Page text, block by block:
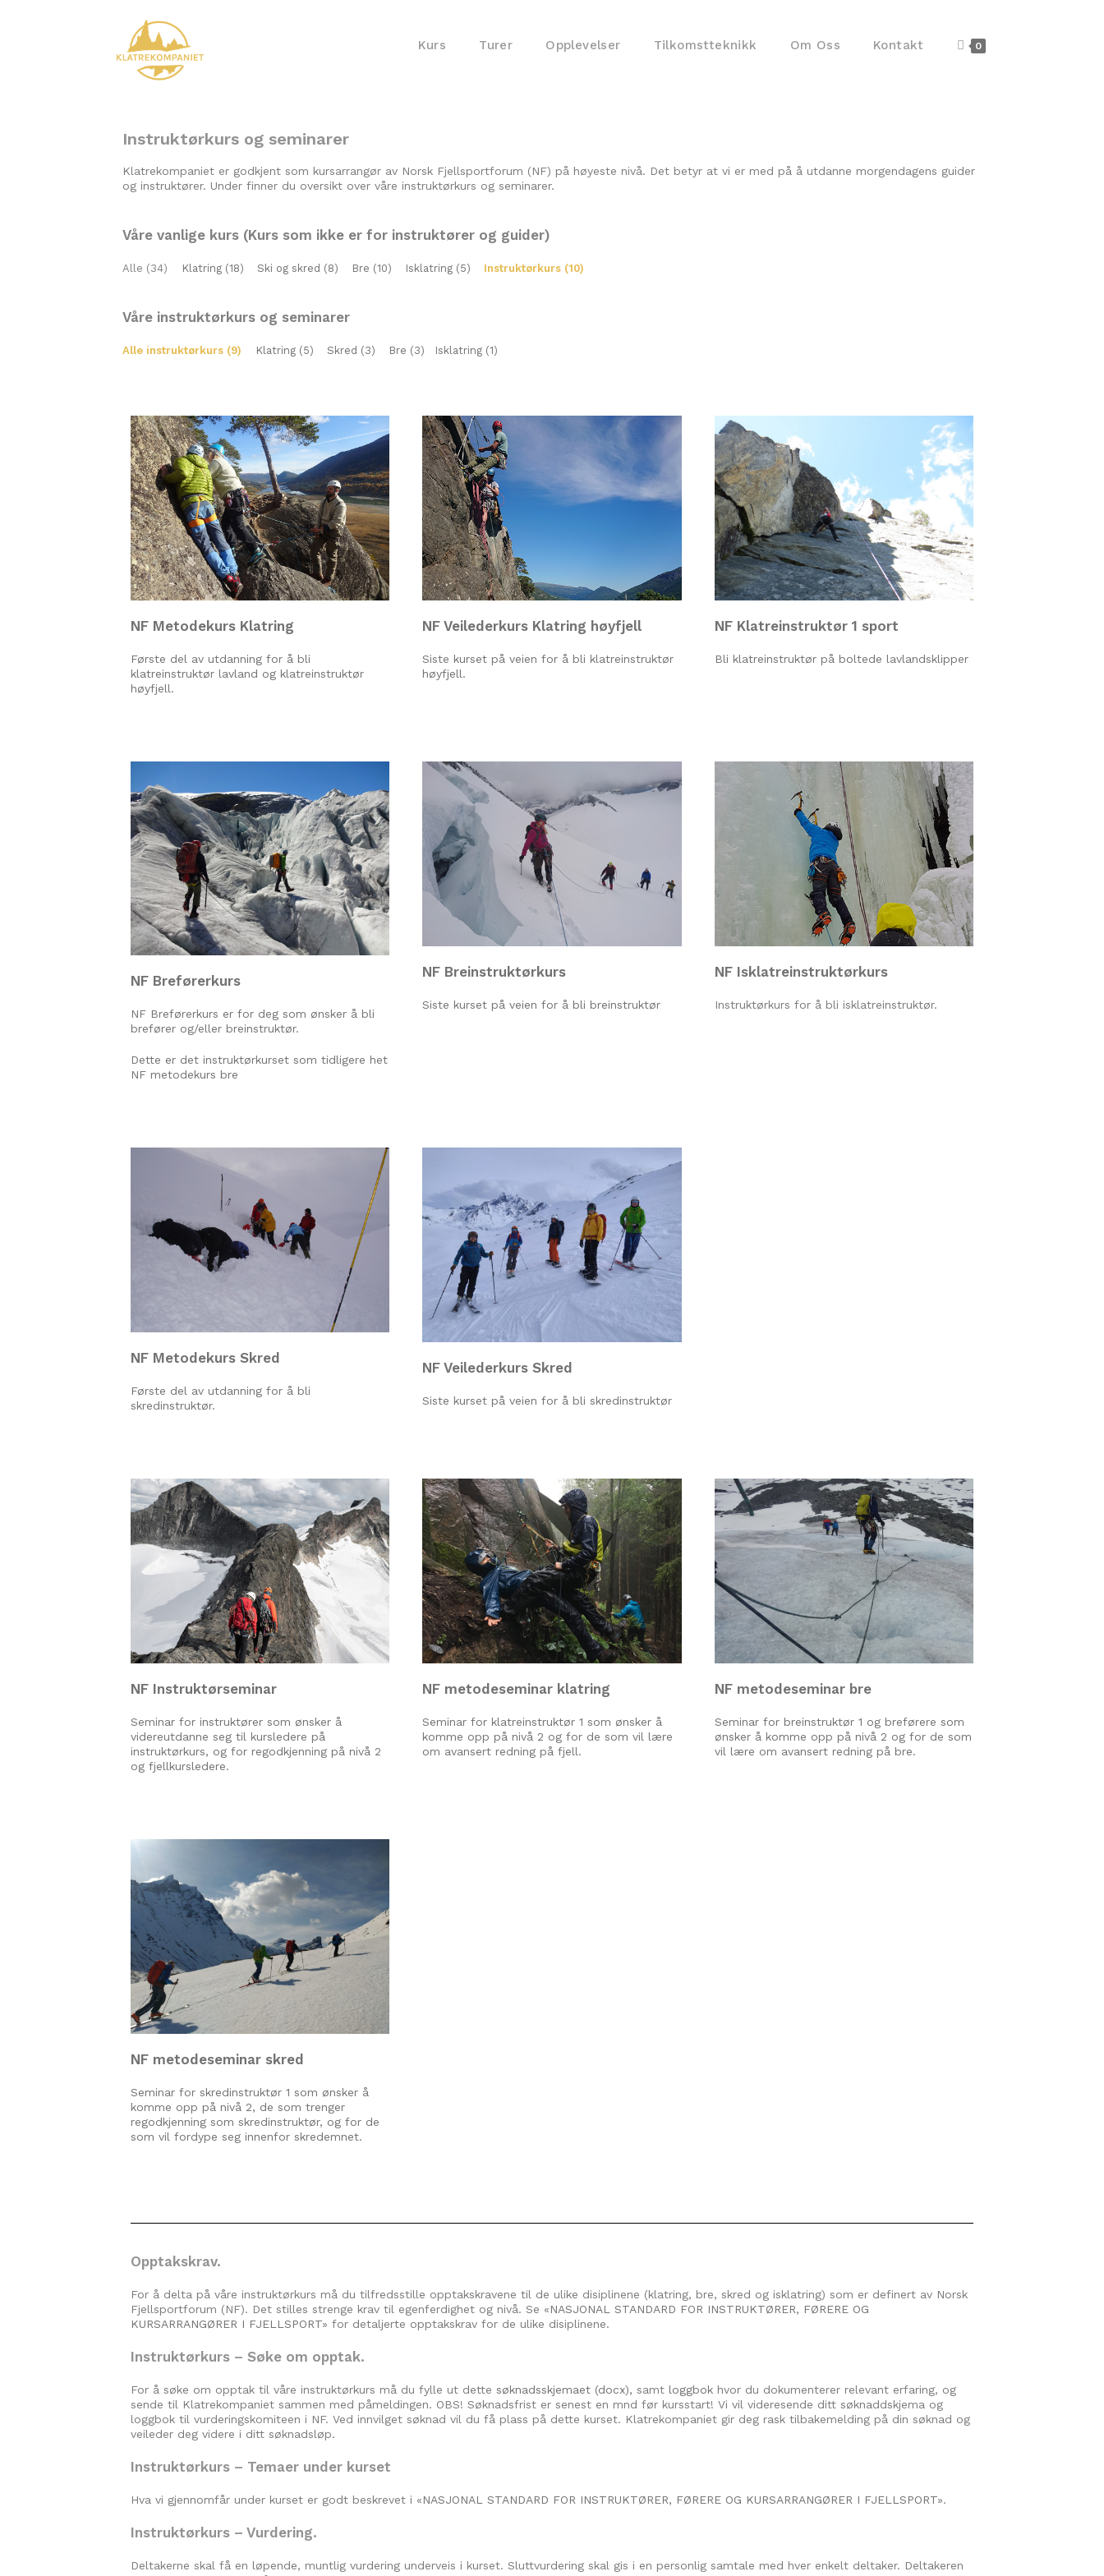
Kurs Turer Opplevelser Tilkomstteknikk Om Oss Kontakt 0
Instruktørkurs og seminarer
Klatrekompaniet er godkjent som kursarrangør av Norsk Fjellsportforum (NF) på høyeste nivå. Det betyr at vi er med på å utdanne morgendagens guider
og instruktører. Under finner du oversikt over våre instruktørkurs og seminarer.
Våre vanlige kurs (Kurs som ikke er for instruktører og guider)
Alle (34) Klatring (18) Ski og skred (8) Bre (10) Isklatring (5) Instruktørkurs (10)
Våre instruktørkurs og seminarer
Alle instruktørkurs (9) Klatring (5) Skred (3) Bre (3) Isklatring (1)
NF Metodekurs Klatring
Første del av utdanning for å bli
klatreinstruktør lavland og klatreinstruktør
høyfjell.
NF Veilederkurs Klatring høyfjell
Siste kurset på veien for å bli klatreinstruktør
høyfjell.
NF Klatreinstruktør 1 sport
Bli klatreinstruktør på boltede lavlandsklipper
NF Breførerkurs
NF Breførerkurs er for deg som ønsker å bli
brefører og/eller breinstruktør.
Dette er det instruktørkurset som tidligere het
NF metodekurs bre
NF Breinstruktørkurs
Siste kurset på veien for å bli breinstruktør
NF Isklatreinstruktørkurs
Instruktørkurs for å bli isklatreinstruktør.
NF Metodekurs Skred
Første del av utdanning for å bli
skredinstruktør.
NF Veilederkurs Skred
Siste kurset på veien for å bli skredinstruktør
NF Instruktørseminar
Seminar for instruktører som ønsker å
videreutdanne seg til kursledere på
instruktørkurs, og for regodkjenning på nivå 2
og fjellkursledere.
NF metodeseminar klatring
Seminar for klatreinstruktør 1 som ønsker å
komme opp på nivå 2 og for de som vil lære
om avansert redning på fjell.
NF metodeseminar bre
Seminar for breinstruktør 1 og breførere som
ønsker å komme opp på nivå 2 og for de som
vil lære om avansert redning på bre.
NF metodeseminar skred
Seminar for skredinstruktør 1 som ønsker å
komme opp på nivå 2, de som trenger
regodkjenning som skredinstruktør, og for de
som vil fordype seg innenfor skredemnet.
Opptakskrav.
For å delta på våre instruktørkurs må du tilfredsstille opptakskravene til de ulike disiplinene (klatring, bre, skred og isklatring) som er definert av Norsk
Fjellsportforum (NF). Det stilles strenge krav til egenferdighet og nivå. Se «NASJONAL STANDARD FOR INSTRUKTØRER, FØRERE OG
KURSARRANGØRER I FJELLSPORT» for detaljerte opptakskrav for de ulike disiplinene.
Instruktørkurs – Søke om opptak.
For å søke om opptak til våre instruktørkurs må du fylle ut dette søknadsskjemaet (docx),samt loggbok hvor du dokumenterer relevant erfaring, og
sende til Klatrekompaniet sammen med påmeldingen. OBS! Søknadsfrist er senest en mnd før kursstart! Vi vil videresende ditt søknaddskjema og
loggbok til vurderingskomiteen i NF. Ved innvilget søknad vil du få plass på dette kurset. Klatrekompaniet gir deg rask tilbakemelding på din søknad og
veileder deg videre i ditt søknadsløp.
Instruktørkurs – Temaer under kurset
Hva vi gjennomfår under kurset er godt beskrevet i «NASJONAL STANDARD FOR INSTRUKTØRER, FØRERE OG KURSARRANGØRER I FJELLSPORT».
Instruktørkurs – Vurdering.
Deltakerne skal få en løpende, muntlig vurdering underveis i kurset. Sluttvurdering skal gis i en personlig samtale med hver enkelt deltaker. Deltakeren